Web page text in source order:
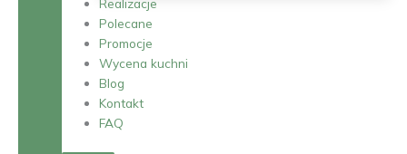
Realizacje
Polecane
Promocje
Wycena kuchni
Blog
Kontakt
FAQ